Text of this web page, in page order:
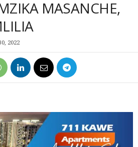
MASANCHE,
2022